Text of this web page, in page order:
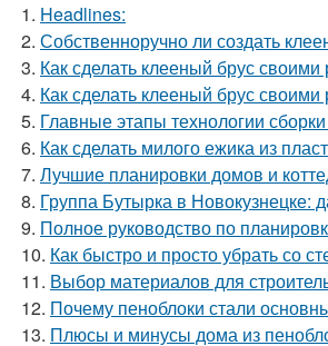
1. Headlines:
2. Собственноручно ли создать
3. Как сделать клееный брус
4. Как сделать клееный брус
5. Главные этапы технологии
6. Как сделать милого ежика из
7. Лучшие планировки домов и
8. Группа Бутырка в Новокузнецке:
9. Полное руководство по
10. Как быстро и просто убрать со
11. Выбор материалов для
12. Почему пеноблоки стали
13. Плюсы и минусы дома из